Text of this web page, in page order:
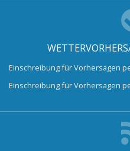
Einschreibung für Vorhersagen
Einschreibung für Vorhersagen